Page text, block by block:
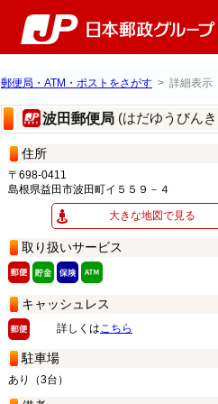
郵便局・ATM・ポストをさがす > 詳細表示
波田郵便局 (はだゆうびん
住所
〒698-0411
島根県益田市波田町イ５５９－４
大きな地図で見る
取り扱いサービス
キャッシュレス
詳しくはこちら
駐車場
あり（3台）